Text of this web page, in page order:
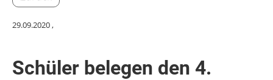
29.09.2020,
Schüler belegen den 4.